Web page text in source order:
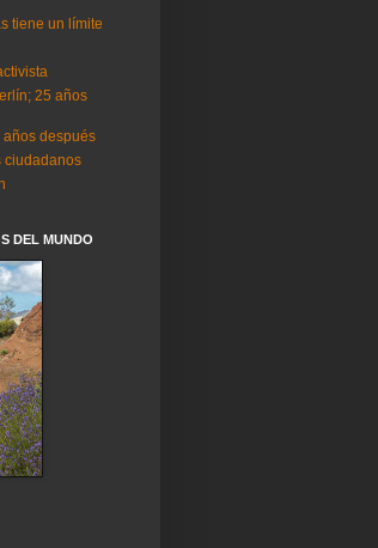
tiene un límite
25 años
después
ciudadanos
DEL MUNDO